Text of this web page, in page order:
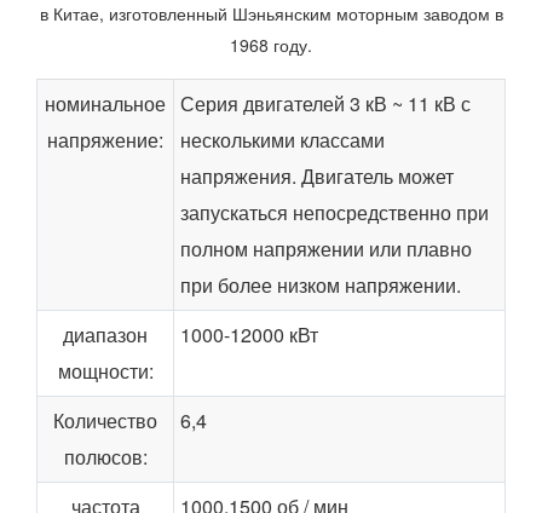
в Китае, изготовленный Шэньянским моторным заводом в
1968 году.
номинальное
напряжение:
Серия двигателей 3 кВ ~ 11 кВ с
несколькими классами
напряжения. Двигатель может
запускаться непосредственно при
полном напряжении или плавно
при более низком напряжении.
диапазон
мощности:
1000-12000 кВт
Количество
полюсов:
6,4
частота 1000,1500 об / мин